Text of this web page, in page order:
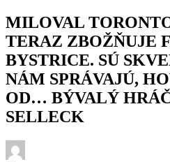
MILOVAL
TERAZ ZBOŽŇUJE
BYSTRICE. SÚ
NÁM SPRÁVAJÚ,
OD… BÝVALÝ
SELLECK